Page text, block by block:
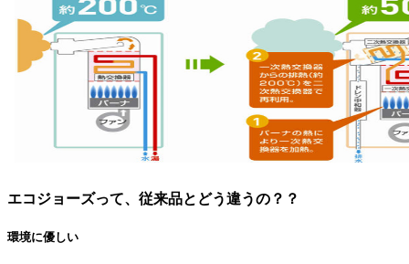
エコジョーズって、従来品とどう違うの？？
環境に優しい